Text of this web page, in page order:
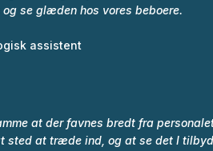
se glæden hos vores beboere.
assistent
at der favnes bredt fra
sted at træde ind, og at se det I